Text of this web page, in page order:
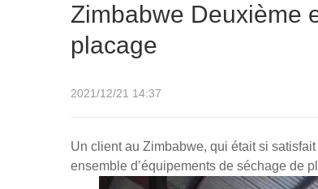
Zimbabwe Deuxième
placage
2021/12/21 14:37
Un client au Zimbabwe, qui était si
ensemble d’équipements de séchage de